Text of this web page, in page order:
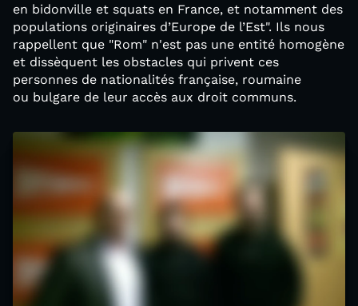
en bidonville et squats en France, et notamment des
populations originaires d’Europe de l’Est". Ils nous
rappellent que "Rom" n'est pas une entité homogène
et dissèquent les obstacles qui privent ces
personnes de nationalités française, roumaine
ou bulgare de leur accès aux droit communs.